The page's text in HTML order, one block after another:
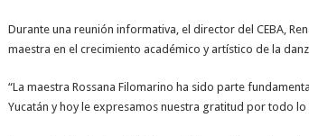
Durante una reunión informativa, el director del CEBA,
maestra en el crecimiento académico y artístico de la
“La maestra Rossana Filomarino ha sido parte
Yucatán y hoy le expresamos nuestra gratitud por todo